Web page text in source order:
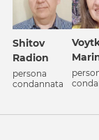
Shitov
Radion
persona
condannata